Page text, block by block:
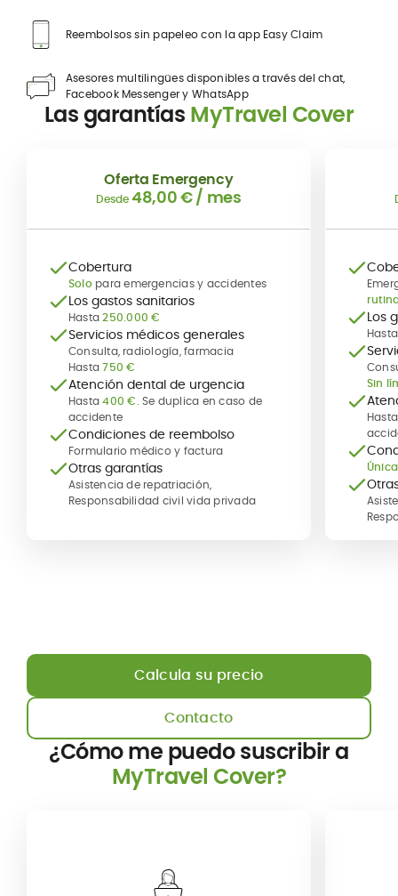
Reembolsos sin papeleo con la app Easy Claim
Asesores multilingües disponibles a través del chat,
Facebook Messenger y WhatsApp
Las garantías MyTravel Cover
Oferta Emergency
Desde48,00 €/ mes
Cobertura
Solo para emergencias y accidentes
Los gastos sanitarios
Hasta250.000 €
Servicios médicos generales
Consulta, radiología, farmacia
Hasta750 €
Atención dental de urgencia
Hasta400 €.Se duplica en caso de
accidente
Condiciones de reembolso
Formulario médico y factura
Otras garantías
Asistencia de repatriación,
Responsabilidad civil vida privada
Los
Sin
Calcula su precio
Contacto
¿Cómo me puedo suscribir a
MyTravel Cover?